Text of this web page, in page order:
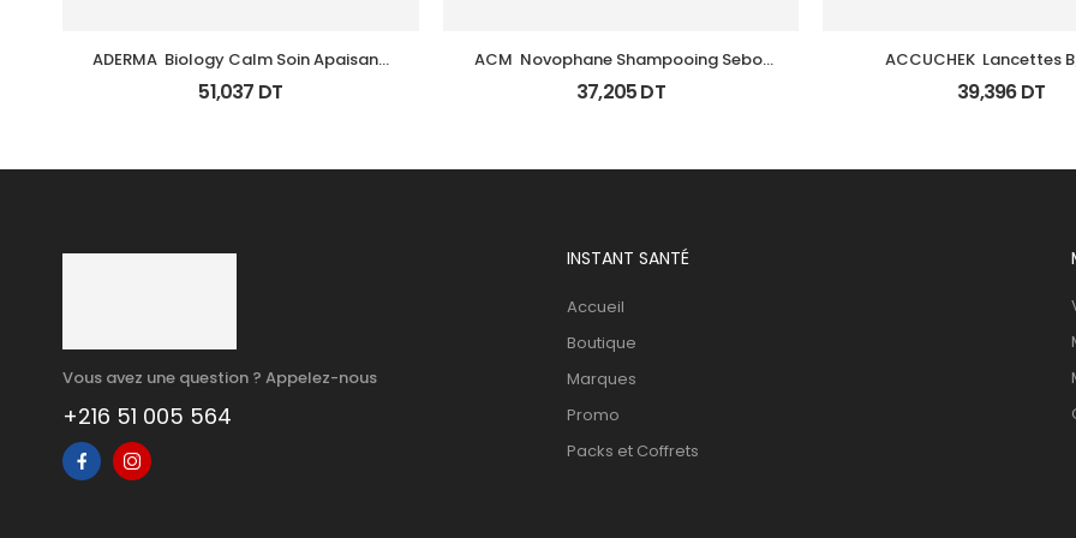
ADERMA  Biology Calm Soin Apaisant
Tb 40 Ml
51,037 DT
ACM  Novophane Shampooing Sebo
Regulateur 200Ml
37,205DT
ACCUCHEK  Lancettes
(Prochidia)
39,396DT
Vous avez une question ? Appelez-nous
+216 51 005 564
INSTANT SANTÉ
Accueil
Boutique
Marques
Promo
Packs et Coffrets